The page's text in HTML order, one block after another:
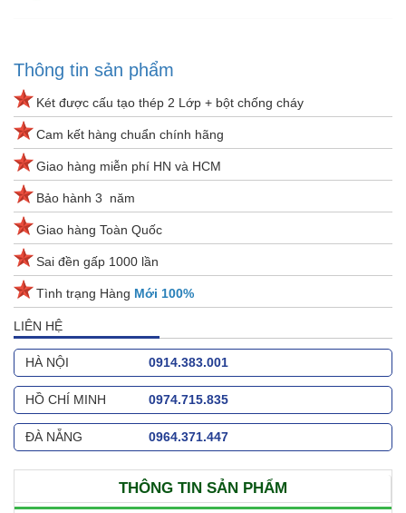
Thông tin sản phẩm
Két được cấu tạo thép 2 Lớp + bột chống cháy
Cam kết hàng chuẩn chính hãng
Giao hàng miễn phí HN và HCM
Bảo hành 3 năm
Giao hàng Toàn Quốc
Sai đền gấp 1000 lần
Tình trạng Hàng Mới 100%
LIÊN HỆ
HÀ NỘI 0914.383.001
HỒ CHÍ MINH 0974.715.835
ĐÀ NẴNG 0964.371.447
THÔNG TIN SẢN PHẨM